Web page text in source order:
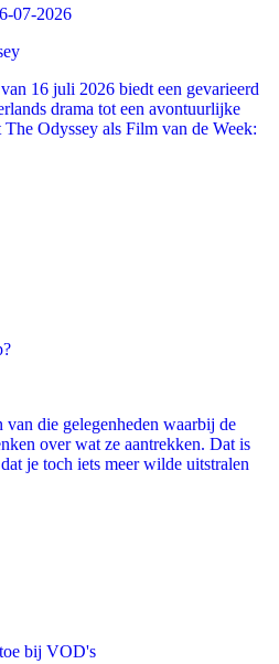
07-2026
16 juli 2026 biedt een gevarieerd
drama tot een avontuurlijke
Odyssey als Film van de Week:
die gelegenheden waarbij de
over wat ze aantrekken. Dat is
je toch iets meer wilde uitstralen
bij VOD's